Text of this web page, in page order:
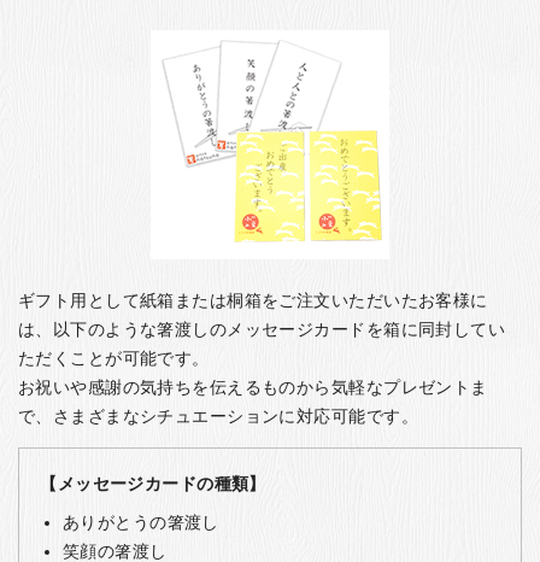
ギフト用として紙箱または桐箱をご注文いただいたお客様に
は、以下のような箸渡しのメッセージカードを箱に同封してい
ただくことが可能です。
お祝いや感謝の気持ちを伝えるものから気軽なプレゼントま
で、さまざまなシチュエーションに対応可能です。
【メッセージカードの種類】
ありがとうの箸渡し
笑顔の箸渡し